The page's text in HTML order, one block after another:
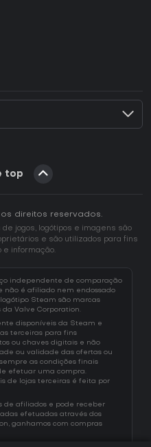
Connect?
top
direitos reservados.
jogos, logótipos e imagens são
e são utilizados para fins
e informação.
independente de comparação
não é afiliado nem endossado
Steam são marcas
Valve Corporation.
disponíveis da Steam e
terceiras para fins
ou chaves digitais e não
ou validade das ofertas ou
as condições finais
efetuar uma compra.
de lojas terceiras é feita por
de afiliados e pode receber
efetuadas através dos
ganhamos com compras